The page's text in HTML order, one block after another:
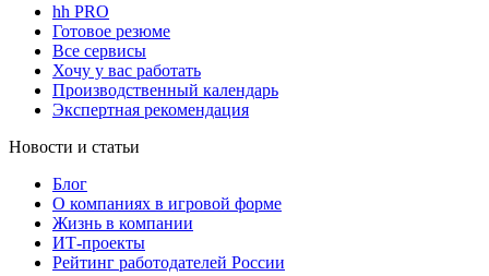
hh PRO
Готовое резюме
Все сервисы
Хочу у вас работать
Производственный календарь
Экспертная рекомендация
Новости и статьи
Блог
О компаниях в игровой форме
Жизнь в компании
ИТ-проекты
Рейтинг работодателей России